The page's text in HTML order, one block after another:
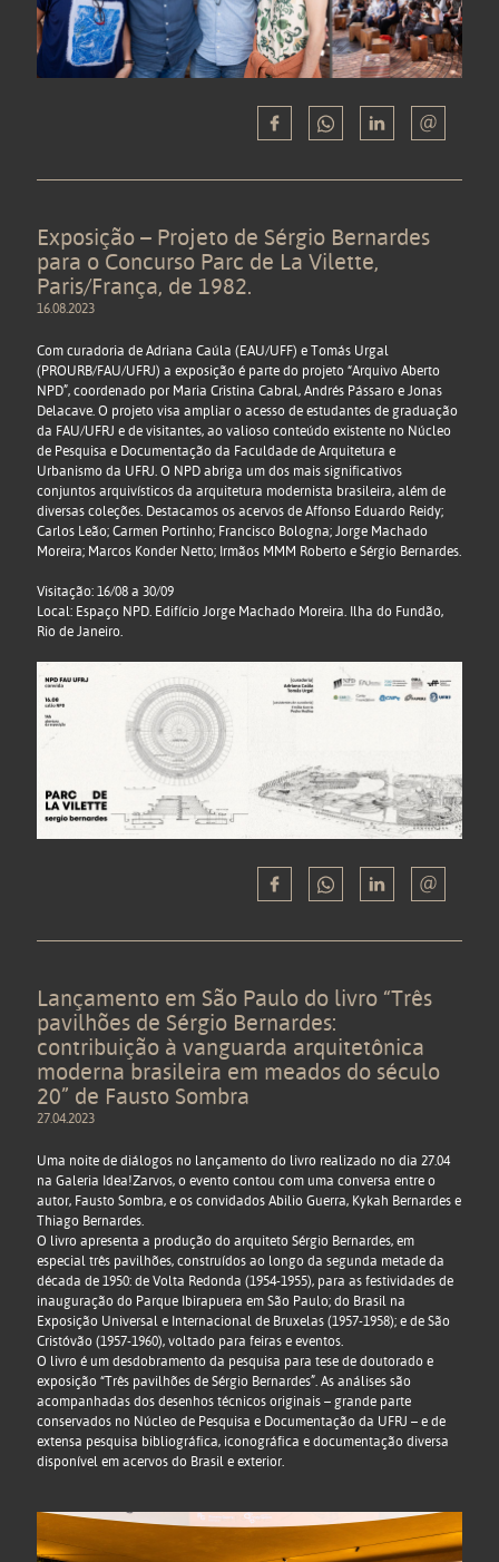
Exposição – Projeto de Sérgio Bernardes
para o Concurso Parc de La Vilette,
Paris/França, de 1982.
16.08.2023
Com curadoria de Adriana Caúla (EAU/UFF) e Tomás Urgal
(PROURB/FAU/UFRJ) a exposição é parte do projeto “Arquivo Aberto
NPD”, coordenado por Maria Cristina Cabral, Andrés Pássaro e Jonas
Delacave. O projeto visa ampliar o acesso de estudantes de graduação
da FAU/UFRJ e de visitantes, ao valioso conteúdo existente no Núcleo
de Pesquisa e Documentação da Faculdade de Arquitetura e
Urbanismo da UFRJ. O NPD abriga um dos mais significativos
conjuntos arquivísticos da arquitetura modernista brasileira, além de
diversas coleções. Destacamos os acervos de Affonso Eduardo Reidy;
Carlos Leão; Carmen Portinho; Francisco Bologna; Jorge Machado
Moreira; Marcos Konder Netto; Irmãos MMM Roberto e Sérgio Bernardes.
Visitação: 16/08 a 30/09
Local: Espaço NPD. Edifício Jorge Machado Moreira. Ilha do Fundão,
Rio de Janeiro.
Lançamento em São Paulo do livro “Três
pavilhões de Sérgio Bernardes:
contribuição à vanguarda arquitetônica
moderna brasileira em meados do século
20” de Fausto Sombra
27.04.2023
Uma noite de diálogos no lançamento do livro realizado no dia 27.04
na Galeria Idea!Zarvos, o evento contou com uma conversa entre o
autor, Fausto Sombra, e os convidados Abilio Guerra, Kykah Bernardes e
Thiago Bernardes.
O livro apresenta a produção do arquiteto Sérgio Bernardes, em
especial três pavilhões, construídos ao longo da segunda metade da
década de 1950: de Volta Redonda (1954-1955), para as festividades de
inauguração do Parque Ibirapuera em São Paulo; do Brasil na
Exposição Universal e Internacional de Bruxelas (1957-1958); e de São
Cristóvão (1957-1960), voltado para feiras e eventos.
O livro é um desdobramento da pesquisa para tese de doutorado e
exposição “Três pavilhões de Sérgio Bernardes”. As análises são
acompanhadas dos desenhos técnicos originais – grande parte
conservados no Núcleo de Pesquisa e Documentação da UFRJ – e de
extensa pesquisa bibliográfica, iconográfica e documentação diversa
disponível em acervos do Brasil e exterior.